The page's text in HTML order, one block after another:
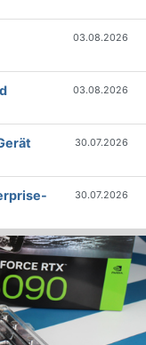
03.08.2026
03.08.2026
30.07.2026
30.07.2026